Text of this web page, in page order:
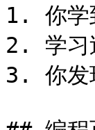
1. 你学
2. 学习
3. 你发